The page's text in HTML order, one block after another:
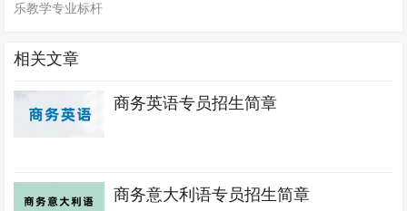
乐教学专业标杆
相关文章
商务英语专员招生简章
商务意大利语专员招生简章